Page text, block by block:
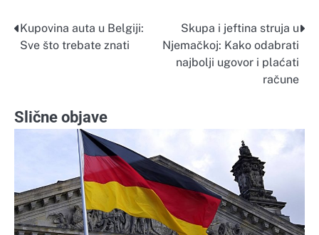
Navigacija
Kupovina auta u Belgiji:
Sve što trebate znati
Skupa i jeftina struja u
Njemačkoj: Kako odabrati
najbolji ugovor i plaćati
račune
Slične objave